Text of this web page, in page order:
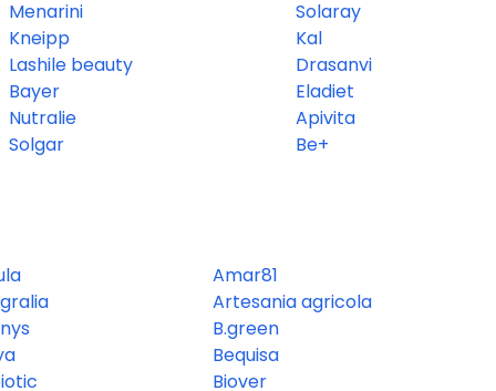
Menarini
Kneipp
Lashile beauty
Bayer
Nutralie
Solgar
Solaray
Kal
Drasanvi
Eladiet
Apivita
Be+
Amar81
Artesania agricola
B.green
Bequisa
Biover